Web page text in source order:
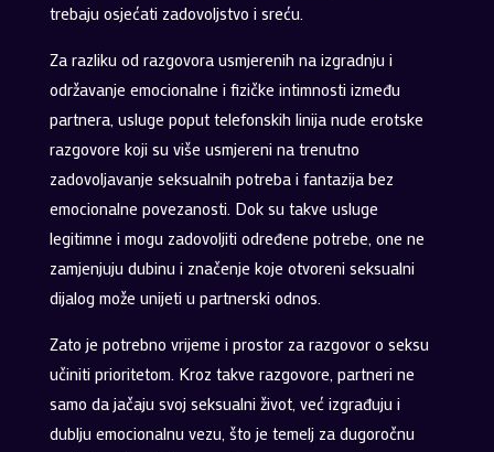
trebaju osjećati zadovoljstvo i sreću.
Za razliku od razgovora usmjerenih na izgradnju i
održavanje emocionalne i fizičke intimnosti između
partnera, usluge poput telefonskih linija nude erotske
razgovore koji su više usmjereni na trenutno
zadovoljavanje seksualnih potreba i fantazija bez
emocionalne povezanosti. Dok su takve usluge
legitimne i mogu zadovoljiti određene potrebe, one ne
zamjenjuju dubinu i značenje koje otvoreni seksualni
dijalog može unijeti u partnerski odnos.
Zato je potrebno vrijeme i prostor za razgovor o seksu
učiniti prioritetom. Kroz takve razgovore, partneri ne
samo da jačaju svoj seksualni život, već izgrađuju i
dublju emocionalnu vezu, što je temelj za dugoročnu